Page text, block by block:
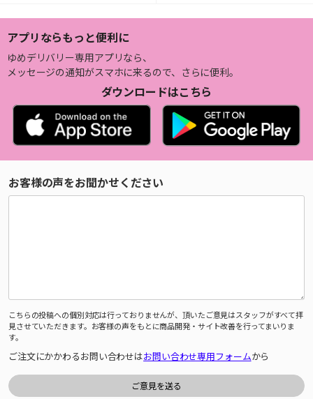
アプリならもっと便利に
ゆめデリバリー専用アプリなら、
メッセージの通知がスマホに来るので、さらに便利。
ダウンロードはこちら
お客様の声をお聞かせください
こちらの投稿への個別対応は行っておりませんが、頂いたご意見はスタッフがすべて拝
見させていただきます。お客様の声をもとに商品開発・サイト改善を行ってまいりま
す。
ご注文にかかわるお問い合わせはお問い合わせ専用フォームから